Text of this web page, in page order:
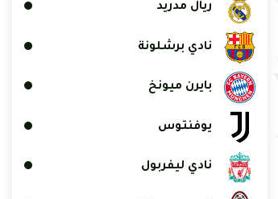
ريال مدريد
نادي برشلونة
بايرن ميونخ
يوفنتوس
نادي ليفربول